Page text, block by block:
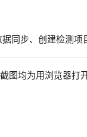
同步、创建检测项
图均为用浏览器打